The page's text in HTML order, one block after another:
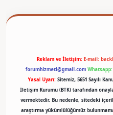
Reklam ve İletişim: E-mail:
forumhizmeti@gmail.com Whatsapp:
Yasal Uyarı: Sitemiz, 5651 Sayılı
İletişim Kurumu (BTK) tarafından
vermektedir. Bu nedenle, sitedeki
araştırma yükümlülüğümüz